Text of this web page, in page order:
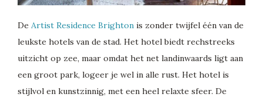
De Artist Residence Brighton is zonder twijfel één van de
leukste hotels van de stad. Het hotel biedt rechstreeks
uitzicht op zee, maar omdat het net landinwaards ligt aan
een groot park, logeer je wel in alle rust. Het hotel is
stijlvol en kunstzinnig, met een heel relaxte sfeer. De